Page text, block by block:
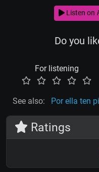
Listen on
Do you
For listening
See also: Por ella ten
Ratings